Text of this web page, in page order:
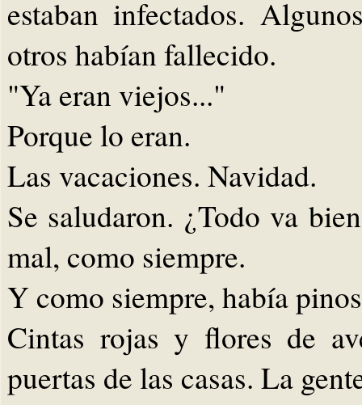
estaban infectados.
otros habían fallecido.
"Ya eran viejos..."
Porque lo eran.
Las vacaciones. Navidad.
Se saludaron. ¿Todo va
mal, como siempre.
Y como siempre, había
Cintas rojas y flores de
puertas de las casas. La